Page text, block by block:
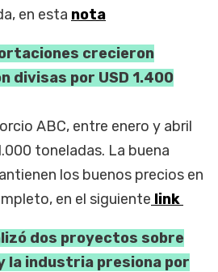
en esta nota
crecieron
divisas por USD 1.400
ABC, entre enero y abril
toneladas. La buena
los buenos precios en
en el siguiente link
dos proyectos sobre
la industria presiona por